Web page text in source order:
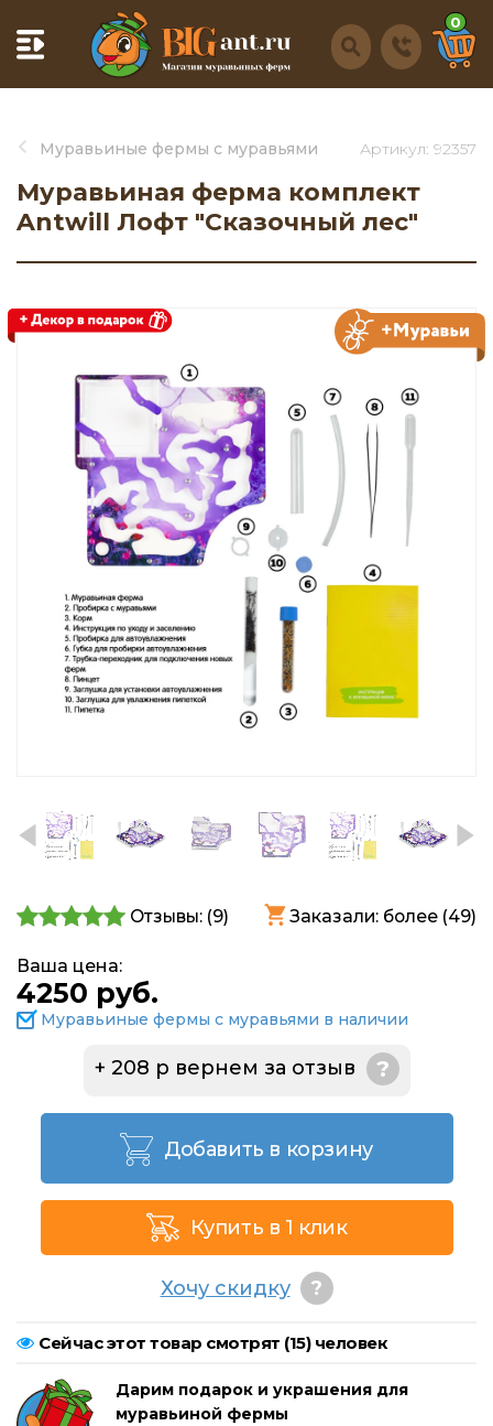
0
Муравьиные фермы с муравьями
Муравьиная ферма комплект
Antwill Лофт "Сказочный лес"
Артикул: 92357
Отзывы: (9) Заказали: более (49)
Ваша цена:
4250 руб.
Муравьиные фермы с муравьями в наличии
+ 208 р вернем за отзыв ?
Добавить в корзину
Купить в 1 клик
Хочу скидку ?
Сейчас этот товар смотрят (15) человек
Дарим подарок и украшения для
муравьиной фермы